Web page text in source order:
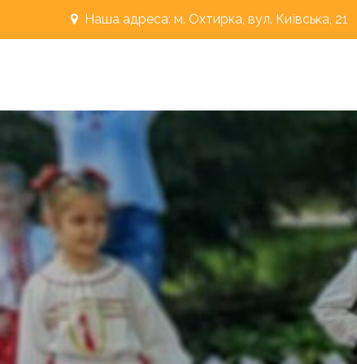
Наша адреса: м. Охтирка, вул. Київська, 21